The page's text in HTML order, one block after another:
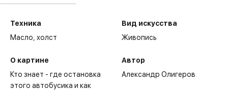
Техника
Масло,холст
О картине
Кто знает - где остановка
этого автобусика и как
Вид искусства
Живопись
Автор
Александр Олигеров